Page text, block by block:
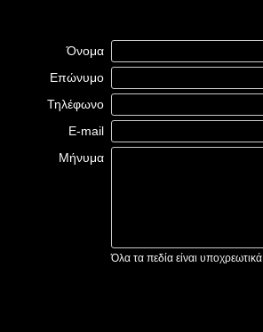
Όνομα
Επώνυμο
Τηλέφωνο
E-mail
Μήνυμα
Όλα τα πεδία είναι υποχρεωτικά.